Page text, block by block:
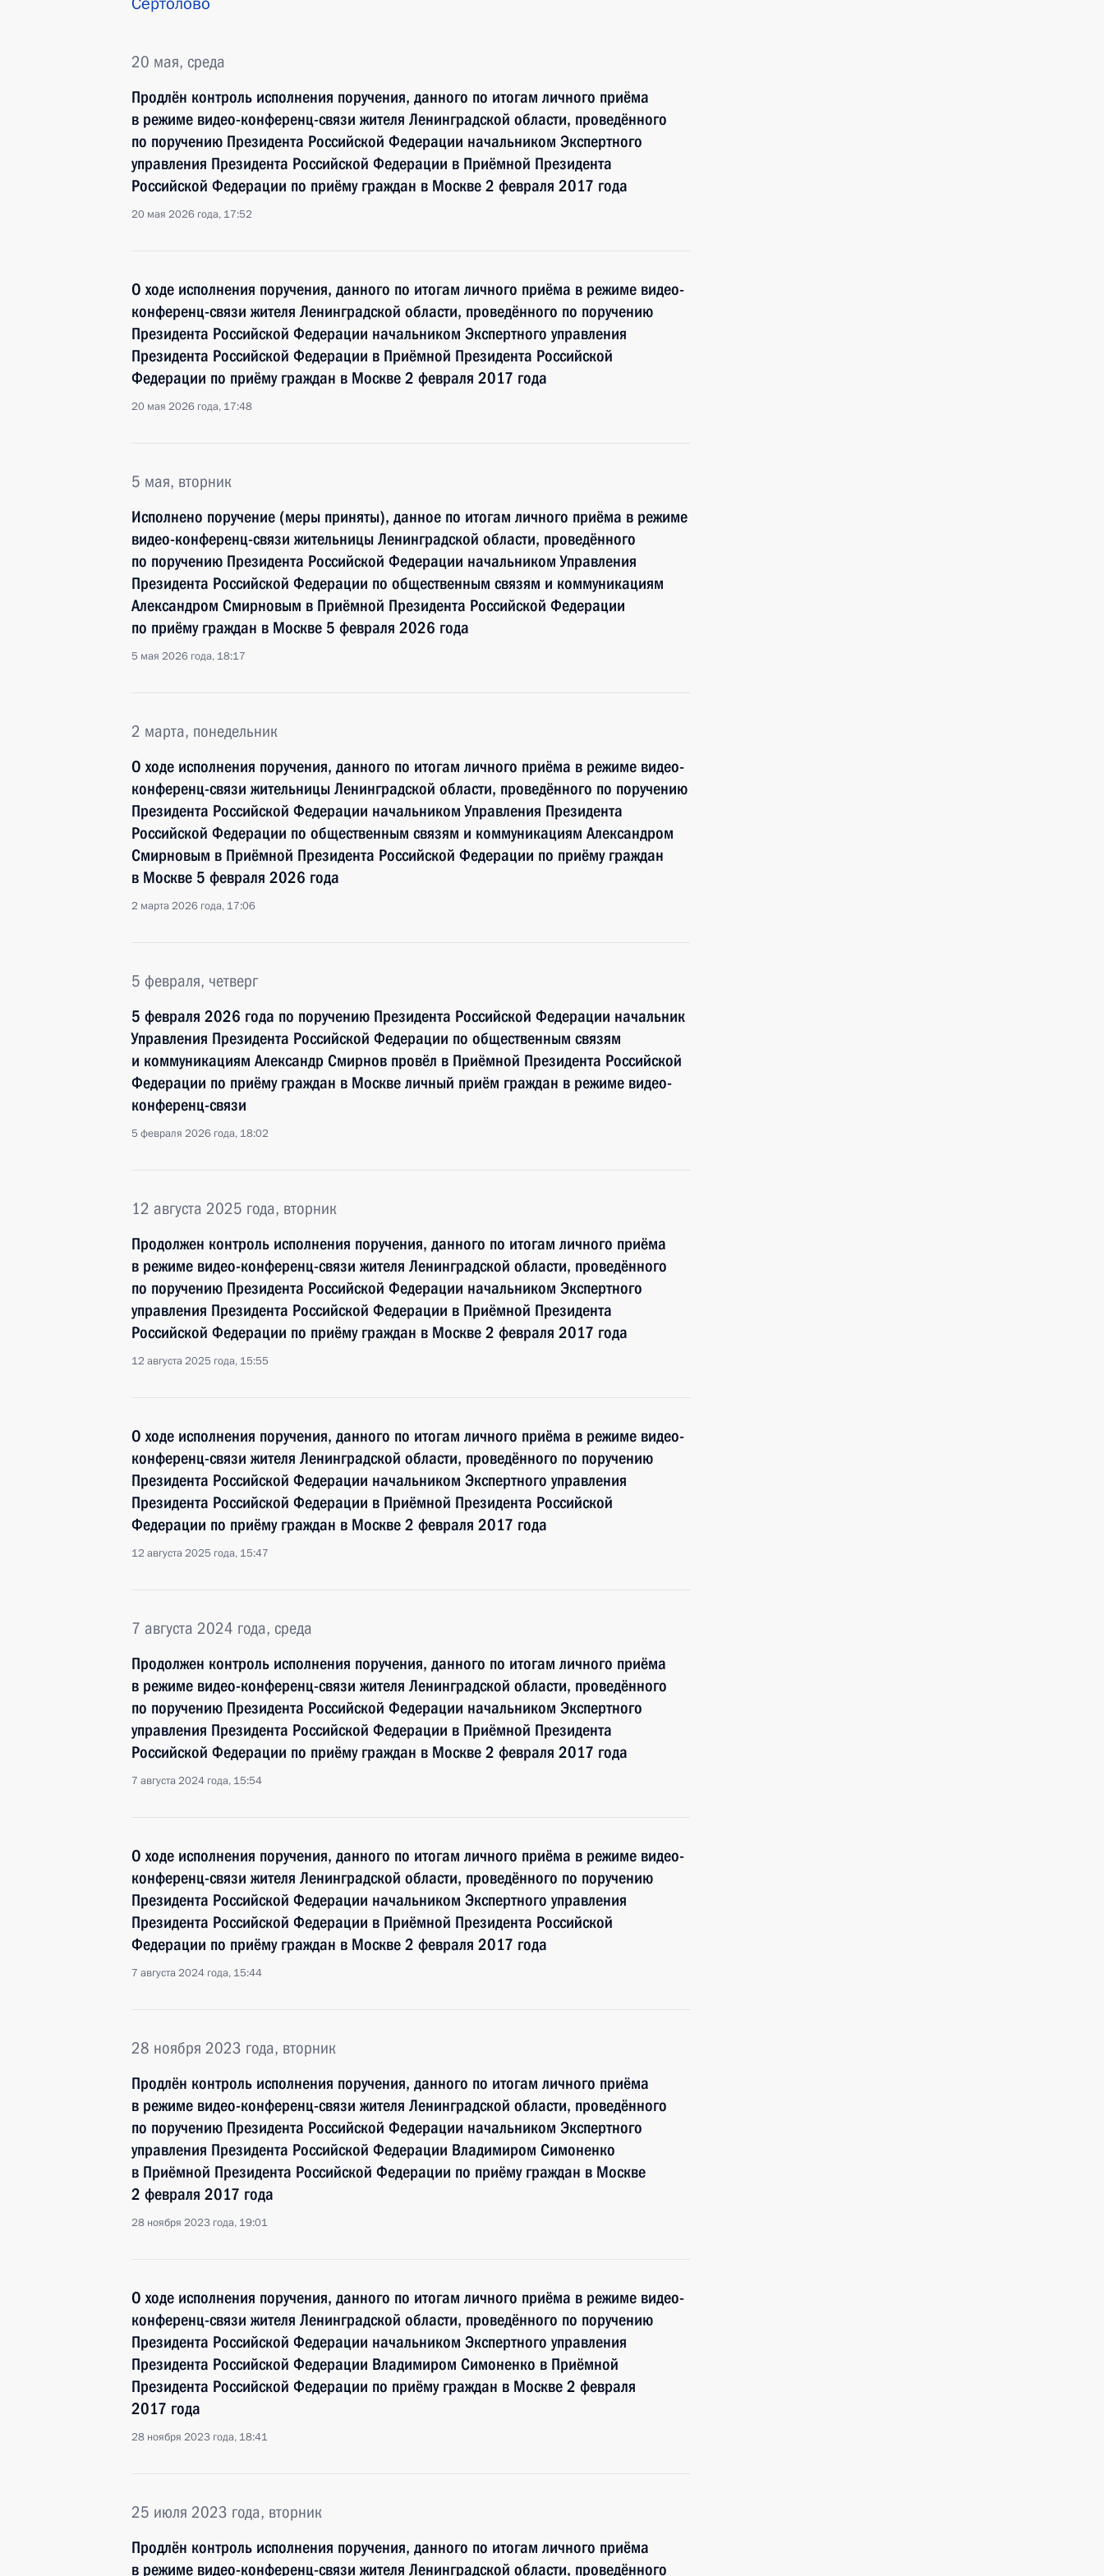
20 мая, среда
Продлён контроль исполнения поручения, данного по итогам личного приёма
в режиме видео-конференц-связи жителя Ленинградской области, проведённого
по поручению Президента Российской Федерации начальником Экспертного
управления Президента Российской Федерации в Приёмной Президента
Российской Федерации по приёму граждан в Москве 2 февраля 2017 года
20 мая 2026 года, 17:52
О ходе исполнения поручения, данного по итогам личного приёма в режиме видео-
конференц-связи жителя Ленинградской области, проведённого по поручению
Президента Российской Федерации начальником Экспертного управления
Президента Российской Федерации в Приёмной Президента Российской
Федерации по приёму граждан в Москве 2 февраля 2017 года
20 мая 2026 года, 17:48
5 мая, вторник
Исполнено поручение (меры приняты), данное по итогам личного приёма в режиме
видео-конференц-связи жительницы Ленинградской области, проведённого
по поручению Президента Российской Федерации начальником Управления
Президента Российской Федерации по общественным связям и коммуникациям
Александром Смирновым в Приёмной Президента Российской Федерации
по приёму граждан в Москве 5 февраля 2026 года
5 мая 2026 года, 18:17
2 марта, понедельник
О ходе исполнения поручения, данного по итогам личного приёма в режиме видео-
конференц-связи жительницы Ленинградской области, проведённого по поручению
Президента Российской Федерации начальником Управления Президента
Российской Федерации по общественным связям и коммуникациям Александром
Смирновым в Приёмной Президента Российской Федерации по приёму граждан
в Москве 5 февраля 2026 года
2 марта 2026 года, 17:06
5 февраля, четверг
5 февраля 2026 года по поручению Президента Российской Федерации начальник
Управления Президента Российской Федерации по общественным связям
и коммуникациям Александр Смирнов провёл в Приёмной Президента Российской
Федерации по приёму граждан в Москве личный приём граждан в режиме видео-
конференц-связи
5 февраля 2026 года, 18:02
12 августа 2025 года, вторник
Продолжен контроль исполнения поручения, данного по итогам личного приёма
в режиме видео-конференц-связи жителя Ленинградской области, проведённого
по поручению Президента Российской Федерации начальником Экспертного
управления Президента Российской Федерации в Приёмной Президента
Российской Федерации по приёму граждан в Москве 2 февраля 2017 года
12 августа 2025 года, 15:55
О ходе исполнения поручения, данного по итогам личного приёма в режиме видео-
конференц-связи жителя Ленинградской области, проведённого по поручению
Президента Российской Федерации начальником Экспертного управления
Президента Российской Федерации в Приёмной Президента Российской
Федерации по приёму граждан в Москве 2 февраля 2017 года
12 августа 2025 года, 15:47
7 августа 2024 года, среда
Продолжен контроль исполнения поручения, данного по итогам личного приёма
в режиме видео-конференц-связи жителя Ленинградской области, проведённого
по поручению Президента Российской Федерации начальником Экспертного
управления Президента Российской Федерации в Приёмной Президента
Российской Федерации по приёму граждан в Москве 2 февраля 2017 года
7 августа 2024 года, 15:54
О ходе исполнения поручения, данного по итогам личного приёма в режиме видео-
конференц-связи жителя Ленинградской области, проведённого по поручению
Президента Российской Федерации начальником Экспертного управления
Президента Российской Федерации в Приёмной Президента Российской
Федерации по приёму граждан в Москве 2 февраля 2017 года
7 августа 2024 года, 15:44
28 ноября 2023 года, вторник
Продлён контроль исполнения поручения, данного по итогам личного приёма
в режиме видео-конференц-связи жителя Ленинградской области, проведённого
по поручению Президента Российской Федерации начальником Экспертного
управления Президента Российской Федерации Владимиром Симоненко
в Приёмной Президента Российской Федерации по приёму граждан в Москве
2 февраля 2017 года
28 ноября 2023 года, 19:01
О ходе исполнения поручения, данного по итогам личного приёма в режиме видео-
конференц-связи жителя Ленинградской области, проведённого по поручению
Президента Российской Федерации начальником Экспертного управления
Президента Российской Федерации Владимиром Симоненко в Приёмной
Президента Российской Федерации по приёму граждан в Москве 2 февраля
2017 года
28 ноября 2023 года, 18:41
25 июля 2023 года, вторник
Продлён контроль исполнения поручения, данного по итогам личного приёма
в режиме видео-конференц-связи жителя Ленинградской области, проведённого